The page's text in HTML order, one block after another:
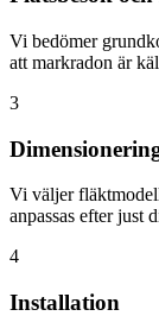
Vi bedömer
att markradon är
3
Vi väljer
anpassas efter just
4
Installation